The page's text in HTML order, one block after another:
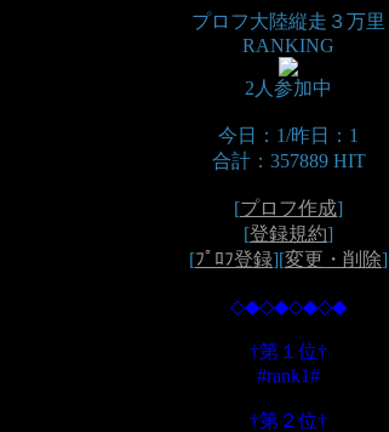
プロフ大陸縦走３万里
RANKING
2人参加中
今日：1/昨日：1
合計：357889 HIT
[プロフ作成]
[登録規約]
[ﾌﾟﾛﾌ登録][変更・削除]
◇◆◇◆◇◆◇◆
†第１位†
#rank1#
†第２位†